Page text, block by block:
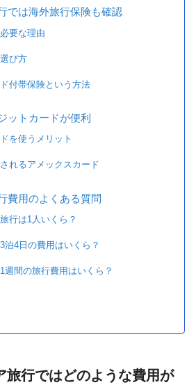
では海外旅行保険も確認
要な理由
び方
付帯保険という方法
ットカードが便利
を使うメリット
れるアメックスカード
費用のよくある質問
行は1人いくら？
泊4日の費用はいくら？
週間の旅行費用はいくら？
旅行ではどのような費用が